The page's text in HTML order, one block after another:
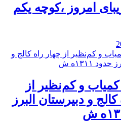
امروز ،کوچه یکم
و کم‌نظیر از
و دبيرستان البرز